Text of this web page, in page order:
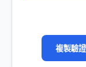
複製驗